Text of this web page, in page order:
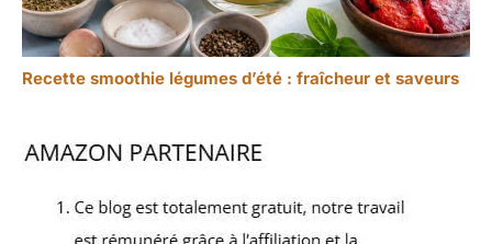
Recette smoothie légumes d’été : fraîcheur et saveurs